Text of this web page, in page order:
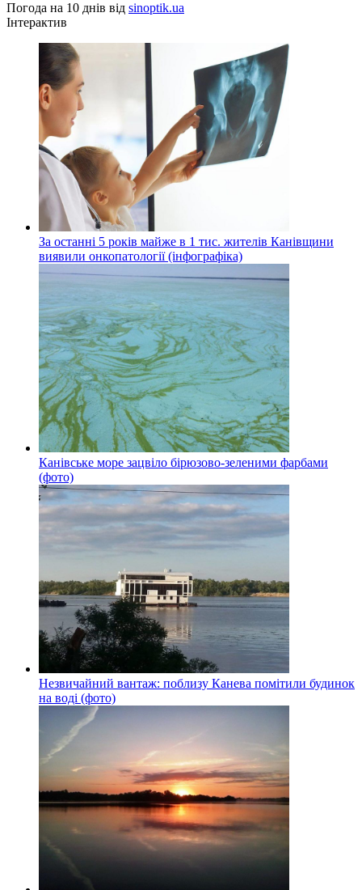
Погода на 10 днів від sinoptik.ua
Інтерактив
За останні 5 років майже в 1 тис. жителів Канівщини
виявили онкопатології (інфографіка)
Канівське море зацвіло бірюзово-зеленими фарбами
(фото)
Незвичайний вантаж: поблизу Канева помітили будинок
на воді (фото)